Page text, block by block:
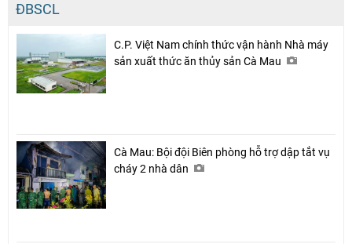
Facebook
ĐBSCL
C.P. Việt Nam chính thức vận hành Nhà máy
sản xuất thức ăn thủy sản Cà Mau
Cà Mau: Bội đội Biên phòng hỗ trợ dập tắt vụ
cháy 2 nhà dân